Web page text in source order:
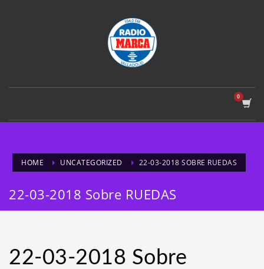
HOME UNCATEGORIZED 22-03-2018 SOBRE RUEDAS
22-03-2018 Sobre RUEDAS
22-03-2018 Sobre